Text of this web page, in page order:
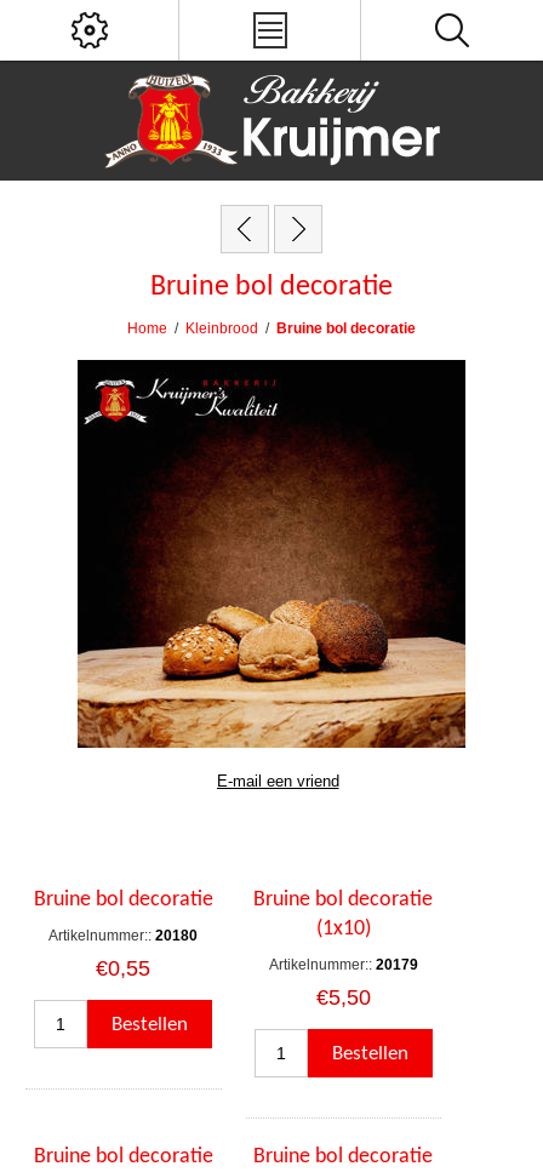
Bruine bol decoratie
Home / Kleinbrood / Bruine bol decoratie
Bruine bol decoratie
Artikelnummer:: 20180
€0,55
Bruine bol decoratie
(1x10)
Artikelnummer:: 20179
€5,50
Bruine bol decoratie
Bruine bol decoratie